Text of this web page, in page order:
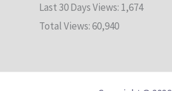
Last 30 Days Views: 1,674
Total Views:60,940